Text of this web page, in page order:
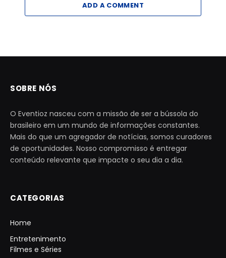
ADD A COMMENT
SOBRE NÓS
O Eventioz nasceu com a missão de ser a bússola do
brasileiro em um mundo de informações constantes.
Mais do que um agregador de notícias, somos curadores
de oportunidades. Nosso compromisso é entregar
conteúdo relevante que impacte o seu dia a dia.
CATEGORIAS
Home
Entretenimento
Filmes e Séries